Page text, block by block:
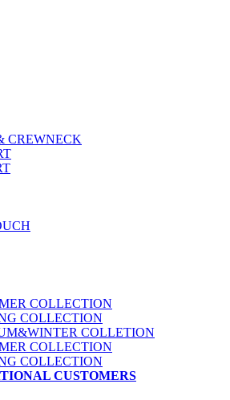
CREWNECK
COLLECTION
COLLECTION
COLLETION
COLLECTION
COLLECTION
CUSTOMERS